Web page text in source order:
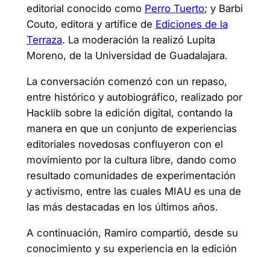
editorial conocido como Perro Tuerto; y Barbi
Couto, editora y artífice de Ediciones de la
Terraza. La moderación la realizó Lupita
Moreno, de la Universidad de Guadalajara.
La conversación comenzó con un repaso,
entre histórico y autobiográfico, realizado por
Hacklib sobre la edición digital, contando la
manera en que un conjunto de experiencias
editoriales novedosas confluyeron con el
movimiento por la cultura libre, dando como
resultado comunidades de experimentación
y activismo, entre las cuales MIAU es una de
las más destacadas en los últimos años.
A continuación, Ramiro compartió, desde su
conocimiento y su experiencia en la edición